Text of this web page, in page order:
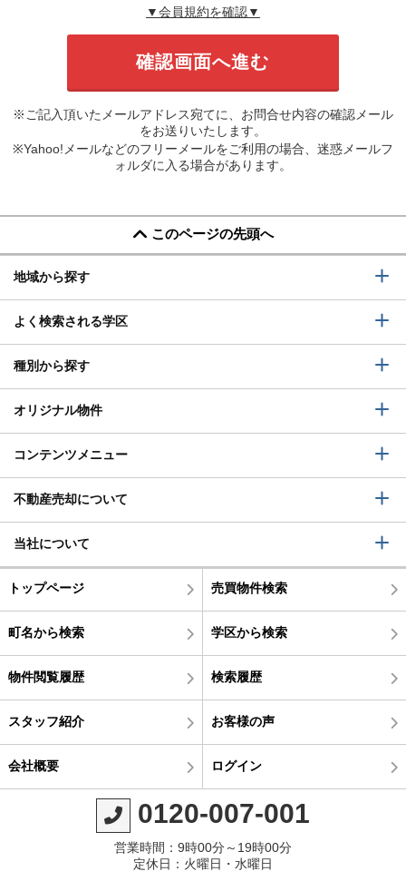
▼会員規約を確認▼
※ご記入頂いたメールアドレス宛てに、お問合せ内容の確認メール
をお送りいたします。
※Yahoo!メールなどのフリーメールをご利用の場合、迷惑メールフ
ォルダに入る場合があります。
このページの先頭へ
地域から探す
よく検索される学区
種別から探す
オリジナル物件
コンテンツメニュー
不動産売却について
当社について
トップページ 売買物件検索
町名から検索 学区から検索
物件閲覧履歴 検索履歴
スタッフ紹介 お客様の声
会社概要 ログイン
0120-007-001
営業時間：9時00分～19時00分
定休日：火曜日・水曜日